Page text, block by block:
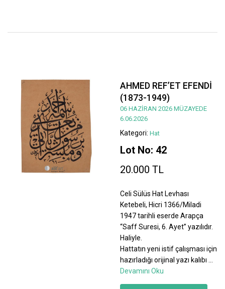
AHMED REF’ET EFENDİ
(1873-1949)
06 HAZİRAN 2026 MÜZAYEDE
6.06.2026
Kategori: Hat
Lot No: 42
20.000 TL
Celi Sülüs Hat Levhası
Ketebeli, Hicri 1366/Miladi
1947 tarihli eserde Arapça
“Saff Suresi, 6. Ayet” yazılıdır.
Haliyle.
Hattatın yeni istif çalışması için
hazırladığı orijinal yazı kalıbı
Devamını Oku